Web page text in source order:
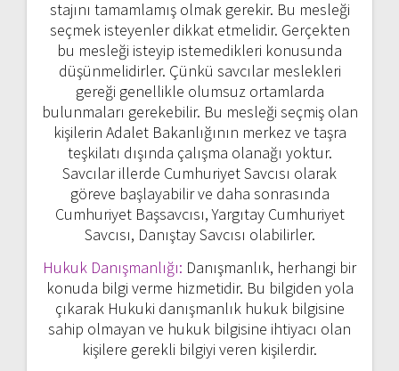
stajını tamamlamış olmak gerekir. Bu mesleği
seçmek isteyenler dikkat etmelidir. Gerçekten
bu mesleği isteyip istemedikleri konusunda
düşünmelidirler. Çünkü savcılar meslekleri
gereği genellikle olumsuz ortamlarda
bulunmaları gerekebilir. Bu mesleği seçmiş olan
kişilerin Adalet Bakanlığının merkez ve taşra
teşkilatı dışında çalışma olanağı yoktur.
Savcılar illerde Cumhuriyet Savcısı olarak
göreve başlayabilir ve daha sonrasında
Cumhuriyet Başsavcısı, Yargıtay Cumhuriyet
Savcısı, Danıştay Savcısı olabilirler.
Hukuk Danışmanlığı: Danışmanlık, herhangi bir
konuda bilgi verme hizmetidir. Bu bilgiden yola
çıkarak Hukuki danışmanlık hukuk bilgisine
sahip olmayan ve hukuk bilgisine ihtiyacı olan
kişilere gerekli bilgiyi veren kişilerdir.